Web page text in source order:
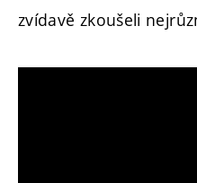
zvídavě zkoušeli